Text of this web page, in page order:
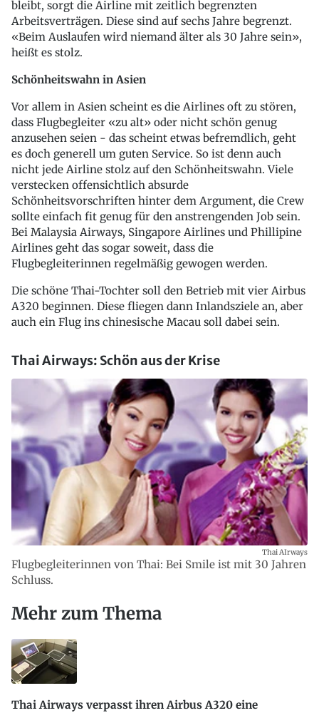
bleibt, sorgt die Airline mit zeitlich begrenzten
Arbeitsverträgen. Diese sind auf sechs Jahre begrenzt.
«Beim Auslaufen wird niemand älter als 30 Jahre sein»,
heißt es stolz.
Schönheitswahn in Asien
Vor allem in Asien scheint es die Airlines oft zu stören,
dass Flugbegleiter «zu alt» oder nicht schön genug
anzusehen seien - das scheint etwas befremdlich, geht
es doch generell um guten Service. So ist denn auch
nicht jede Airline stolz auf den Schönheitswahn. Viele
verstecken offensichtlich absurde
Schönheitsvorschriften hinter dem Argument, die Crew
sollte einfach fit genug für den anstrengenden Job sein.
Bei Malaysia Airways, Singapore Airlines und Phillipine
Airlines geht das sogar soweit, dass die
Flugbegleiterinnen regelmäßig gewogen werden.
Die schöne Thai-Tochter soll den Betrieb mit vier Airbus
A320 beginnen. Diese fliegen dann Inlandsziele an, aber
auch ein Flug ins chinesische Macau soll dabei sein.
Thai Airways: Schön aus der Krise
Flugbegleiterinnen von Thai: Bei Smile ist mit 30 Jahren
Schluss.
Thai AIrways
Mehr zum Thema
Thai Airways verpasst ihren Airbus A320 eine